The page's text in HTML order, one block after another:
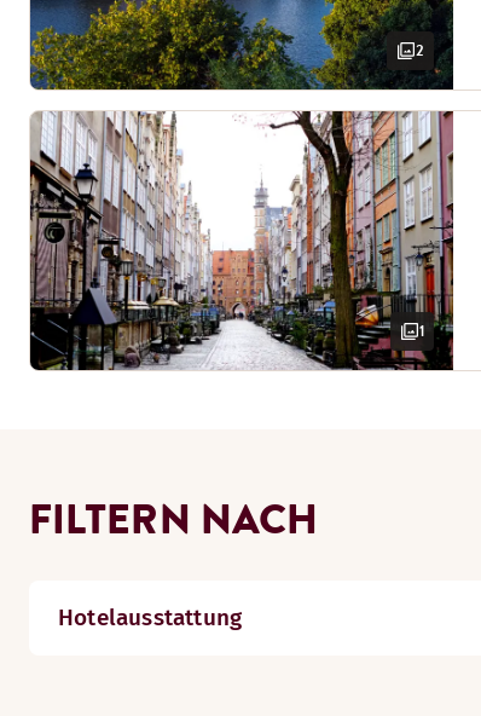
2
1
FILTERN NACH
Hotelausstattung